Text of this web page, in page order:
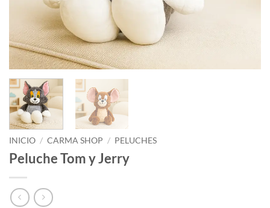
INICIO / CARMA SHOP / PELUCHES
Peluche Tom y Jerry